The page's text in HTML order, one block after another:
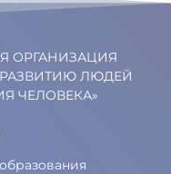
ОРГАНИЗАЦИЯ
ЛЮДЕЙ
ЧЕЛОВЕКА»